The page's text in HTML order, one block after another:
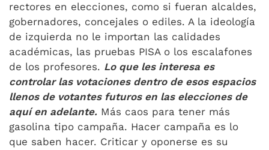
rectores en elecciones, como si fueran alcaldes,
gobernadores, concejales o ediles. A la ideología
de izquierda no le importan las calidades
académicas, las pruebas PISA o los escalafones
de los profesores. Lo que les interesa es
controlar las votaciones dentro de esos espacios
llenos de votantes futuros en las elecciones de
aquí en adelante. Más caos para tener más
gasolina tipo campaña. Hacer campaña es lo
que saben hacer. Criticar y oponerse es su